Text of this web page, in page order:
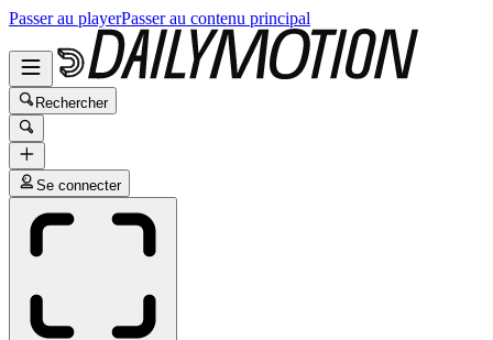
Passer au playerPasser au contenu principal
Rechercher
Se connecter